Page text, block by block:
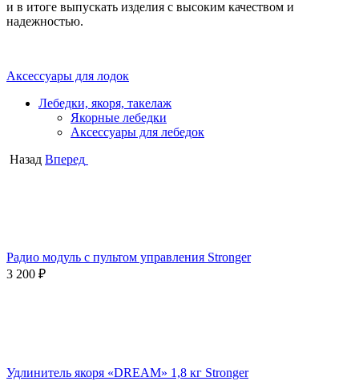
и в итоге выпускать изделия с высоким качеством и
надежностью.
Аксессуары для лодок
Лебедки, якоря, такелаж
Якорные лебедки
Аксессуары для лебедок
Назад Вперед
Радио модуль с пультом управления Stronger
3 200 ₽
Удлинитель якоря «DREAM» 1,8 кг Stronger